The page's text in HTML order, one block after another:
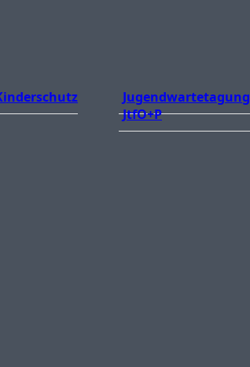
Jugendwartetagung
JtfO+P